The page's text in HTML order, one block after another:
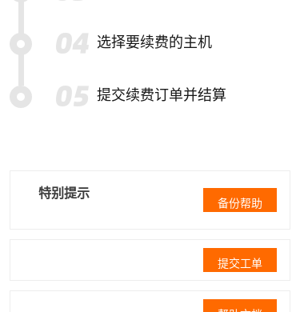
选择要续费的主机
提交续费订单并结算
特别提示
备份帮助
提交工单